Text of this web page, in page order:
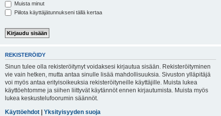
Muista minut
Piilota käyttäjätunnukseni tällä kertaa
REKISTERÖIDY
Sinun tulee olla rekisteröitynyt voidaksesi kirjautua sisään. Rekisteröityminen
vie vain hetken, mutta antaa sinulle lisää mahdollisuuksia. Sivuston ylläpitäjä
voi myös antaa erityisoikeuksia rekisteröityneille käyttäjille. Muista lukea
käyttöehtomme ja siihen liittyvät käytännöt ennen kirjautumista. Muista myös
lukea keskustelufoorumin säännöt.
Käyttöehdot | Yksityisyyden suoja